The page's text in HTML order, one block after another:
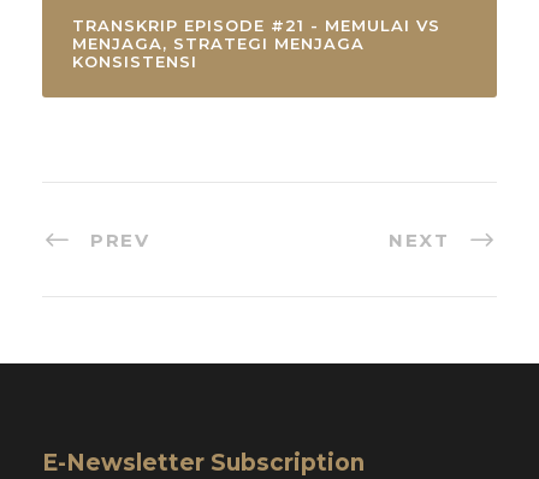
TRANSKRIP EPISODE #21 - MEMULAI VS
MENJAGA, STRATEGI MENJAGA
KONSISTENSI
PREV NEXT
E-Newsletter Subscription